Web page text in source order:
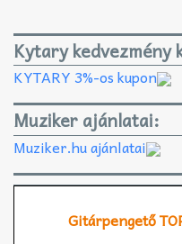
Kytary kedvezmény
KYTARY 3%-os kupon
Muziker ajánlatai:
Muziker.hu ajánlatai
Gitárpengető